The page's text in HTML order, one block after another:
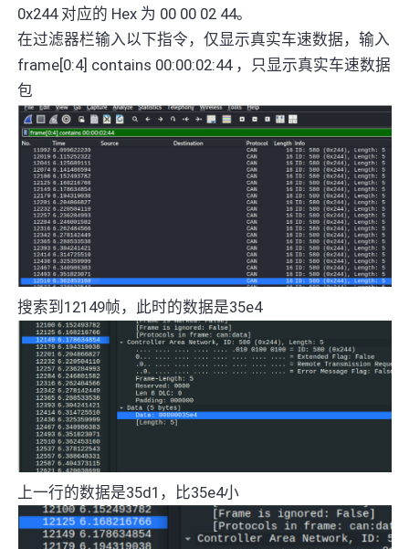
0x244 对应的 Hex 为 00 00 02 44。
在过滤器栏输入以下指令，仅显示真实车速数据，输入
frame[0:4] contains 00:00:02:44 ，只显示真实车速数据
包
搜索到12149帧，此时的数据是35e4
上一行的数据是35d1，比35e4小